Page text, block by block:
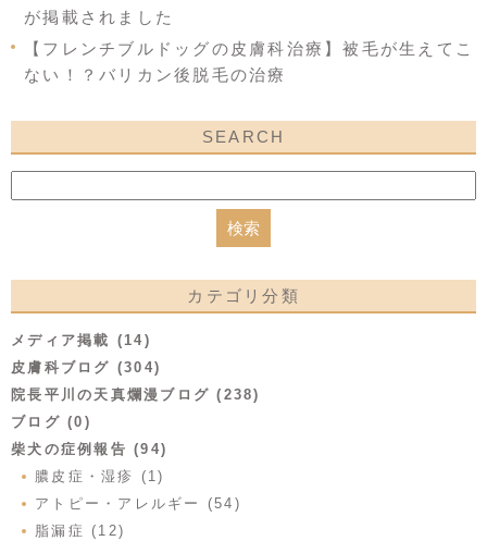
が掲載されました
【フレンチブルドッグの皮膚科治療】被毛が生えてこ
ない！？バリカン後脱毛の治療
SEARCH
カテゴリ分類
メディア掲載 (14)
皮膚科ブログ (304)
院長平川の天真爛漫ブログ (238)
ブログ (0)
柴犬の症例報告 (94)
膿皮症・湿疹 (1)
アトピー・アレルギー (54)
脂漏症 (12)